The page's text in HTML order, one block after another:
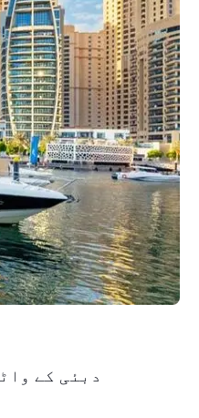
دبئی کے